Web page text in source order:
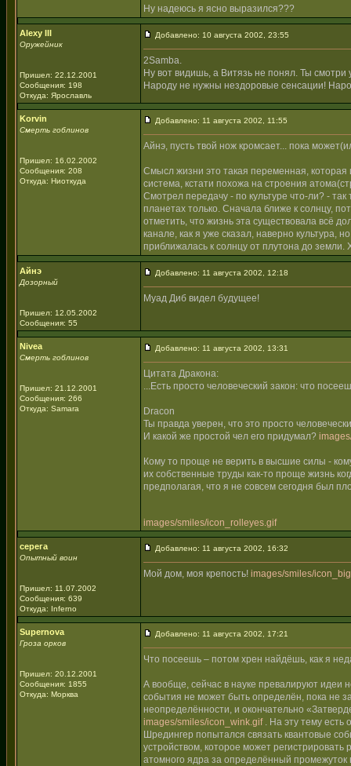
Ну надеюсь я ясно выразился???
Alexy III
Оружейник
Пришел: 22.12.2001
Сообщения: 198
Откуда: Ярославль
Добавлено: 10 августа 2002, 23:55
2Samba.
Ну вот видишь, а Витязь не понял. Ты смотри
Народу не нужны нездоровые сенсации!
Korvin
Смерть гоблинов
Пришел: 16.02.2002
Сообщения: 208
Откуда: Ниоткуда
Добавлено: 11 августа 2002, 11:55
Айнэ, пусть твой нож кромсает... пока
Смысл жизни это такая переменная, которая
система, кстати похожа на строения
Смотрел передачу - по культуре что-ли? -
планетах только. Сначала ближе к солнцу,
отметить, что жизнь эта существовала всё
канале, как я уже сказал, наверно культура,
приближалась к солнцу от плутона до
Айнэ
Дозорный
Пришел: 12.05.2002
Сообщения: 55
Добавлено: 11 августа 2002, 12:18
Муад Диб видел будущее!
Nivea
Смерть гоблинов
Пришел: 21.12.2001
Сообщения: 266
Откуда: Samara
Добавлено: 11 августа 2002, 13:31
Цитата Дракона:
...Есть просто человеческий закон: что
Dracon
Ты правда уверен, что это просто
И какой же простой чел его придумал?
Кому то проще не верить в высшие силы -
их собственные труды как-то проще жизнь
предполагая, что я не совсем сегодня был
images/smiles/icon_rolleyes.gif
серега
Опытный воин
Пришел: 11.07.2002
Сообщения: 639
Откуда: Inferno
Добавлено: 11 августа 2002, 16:32
Мой дом, моя крепость! images/smiles/
Supernova
Гроза орков
Пришел: 20.12.2001
Сообщения: 1855
Откуда: Морква
Добавлено: 11 августа 2002, 17:21
Что посеешь – потом хрен найдёшь, как я
А вообще, сейчас в науке превалируют идеи
события не может быть определён, пока не
неопределённости, и окончательно
images/smiles/icon_wink.gif. На эту тему есть
Шредингер попытался связать квантовые
устройством, которое может
атомного ядра за определённый промежуток